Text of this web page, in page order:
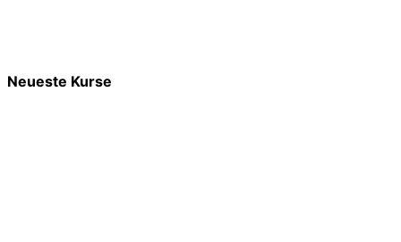
Neueste Kurse